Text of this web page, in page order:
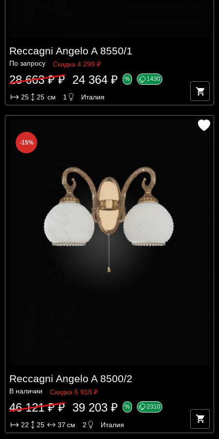
Reccagni Angelo A 8550/1
По запросу Скидка 4 299 ₽
28 663 ₽ ₽ 24 364 ₽ % 1430
25 25 см 1 Италия
-15%
Reccagni Angelo A 8500/2
В наличии Скидка 6 918 ₽
46 121 ₽ ₽ 39 203 ₽ % 2310
22 25 37 см 2 Италия